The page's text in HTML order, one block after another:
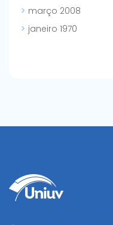
março 2008
janeiro 1970